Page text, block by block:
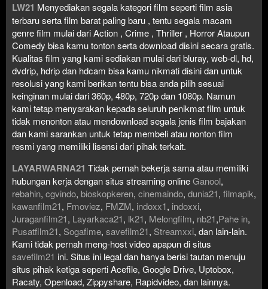
LW21 Menyediakan segala kategori film seperti film asia
terbaru serta film barat paling baru , tentu segala macam
genre film mulai dari Action , Crime , Thriller , Horror Ataupun
Comedy bisa kamu tonton serta download disini secara gratis.
Kualitas film yang kami sediakan mulai dari bluray, web-dl, hd,
dvdrip, hdrip dan hdcam bisa kamu nikmati disini dan untuk
resolusi yang kami berikan tentu bisa anda pilih sesuai
keinginan mulai dari 360p, 480p, 720p dan 1080p. Namun
kami tetap menyarakan kepada seluruh penikmat film untuk
tidak menonton atau mendownload segala jenis film bajakan
dan kami sarankan untuk tetap membeli atau nonton film
resmi yang memiliki lisensi dari pihak terkait.
LAYARWARNA21 Tidak pernah bekerja sama atau memiliki
hubungan kerja dengan situs streaming onlineGanool,
rebahin, cgvindo, bioskopkeren, cinemaindo, dunia21, filmapik,
kawanfilm21, Fmoviez, FMZM, indoxx1, indoxxi,
Juraganfilm21, Layarkaca21, lk21, Melongfilm, nb21,Pahe in,
Pusatfilm21, Sogafime, savefilm21, Streamxxi, dan lain-lain.
Kami tidak pernah meng-host video apapun di situs
savefilm21 ini. Situs ini legal dan hanya berisi tautan menuju
situs pihak ketiga seperti Acefile, Google Drive, Uptobox,
Racaty, Openload, Zippyshare, Rapidvideo, dan lainnya.